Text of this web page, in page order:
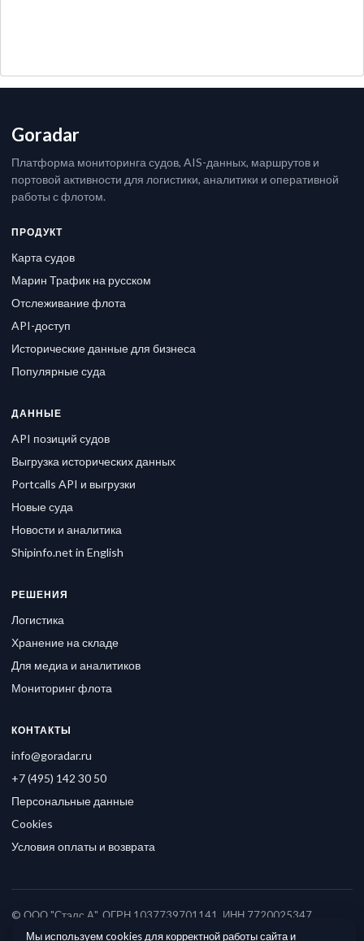
Goradar
Платформа мониторинга судов, AIS-данных, маршрутов и
портовой активности для логистики, аналитики и оперативной
работы с флотом.
ПРОДУКТ
Карта судов
Марин Трафик на русском
Отслеживание флота
API-доступ
Исторические данные для бизнеса
Популярные суда
ДАННЫЕ
API позиций судов
Выгрузка исторических данных
Portcalls API и выгрузки
Новые суда
Новости и аналитика
Shipinfo.net in English
РЕШЕНИЯ
Логистика
Хранение на складе
Для медиа и аналитиков
Мониторинг флота
КОНТАКТЫ
info@goradar.ru
+7 (495) 142 30 50
Персональные данные
Cookies
Условия оплаты и возврата
© ООО "Стэлс А", ОГРН 1037739701141, ИНН 7720025347
Мы используем cookies для корректной работы сайта и